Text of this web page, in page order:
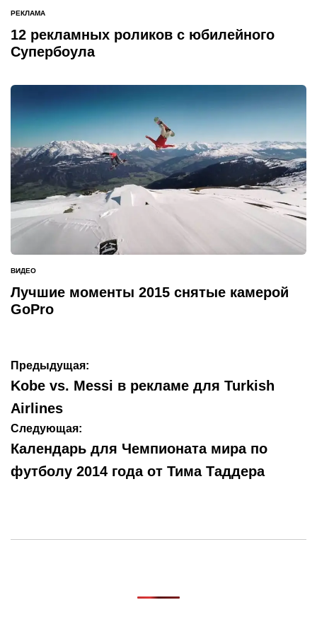
ОПУБЛИКОВАНО
В
РЕКЛАМА
12 рекламных роликов с юбилейного
Супербоула
ОПУБЛИКОВАНО
В
ВИДЕО
Лучшие моменты 2015 снятые камерой
GoPro
Навигация
по
записям
Предыдущая:
Kobe vs. Messi в рекламе для Turkish
Airlines
Следующая:
Календарь для Чемпионата мира по
футболу 2014 года от Тима Таддера